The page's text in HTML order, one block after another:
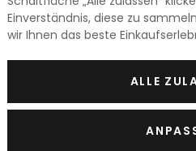
Also warum sollte es durch
zu Ihrem Föhn, Lockenstab
ohne Föhn. Sie werden mit
Sie immer ein Styling-Produkt
ein sehr wichtiger
ein. Dank diesen
Einverständnis, diese zu
wir Ihnen das beste
ALLE